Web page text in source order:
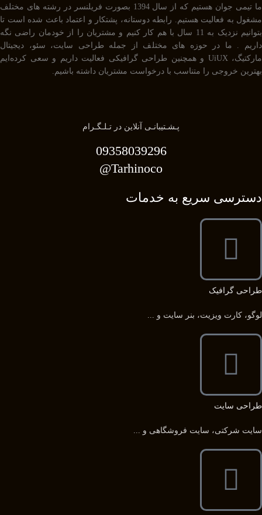
ما تیمی جوان هستیم که از سال 1394 بصورت فریلنسر در رشته های مختلف
مشغول به فعالیت هستیم. رابطه دوستانه، پشتکار و اعتماد باعث شده است تا
بتوانیم نزدیک به 11 سال با هم کار کنیم و مشتریان را از خودمان راضی نگه
داریم . ما در حوزه های مختلف از جمله طراحی سایت، سئو، دیجیتال
مارکتیگ، UiUX و همچنین طراحی گرافیکی فعالیت داریم و سعی کرده‌ایم
بهترین خروجی را متناسب با درخواست مشتریان داشته باشیم.
پـشـتیبانـی آنلاین در تـلـگـرام
09358039296
Tarhinoco@​
دسترسی سریع به خدمات
طراحی گرافیک
لوگو، کارت ویزیت، بنر سایت و ...
طراحی سایت
سایت شرکتی، سایت فروشگاهی و ...